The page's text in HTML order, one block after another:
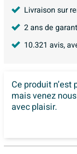
Livraison sur
2 ans de
10.321 avis,
Ce produit n’est
mais venez
avec plaisir.